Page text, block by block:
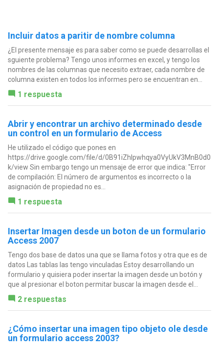
Incluir datos a paritir de nombre columna
¿El presente mensaje es para saber como se puede desarrollas el
sguiente problema? Tengo unos informes en excel, y tengo los
nombres de las columnas que necesito extraer, cada nombre de
columna existen en todos los informes pero se encuentran en...
1 respuesta
Abrir y encontrar un archivo determinado desde
un control en un formulario de Access
He utilizado el código que pones en
https://drive.google.com/file/d/0B91iZhlpwhqya0VyUkV3MnB0d0
k/view Sin embargo tengo un mensaje de error que indica: "Error
de compilación: El número de argumentos es incorrecto o la
asignación de propiedad no es...
1 respuesta
Insertar Imagen desde un boton de un formulario
Access 2007
Tengo dos base de datos una que se llama fotos y otra que es de
datos Las tablas las tengo vinculadas Estoy desarrollando un
formulario y quisiera poder insertar la imagen desde un botón y
que al presionar el boton permitar buscar la imagen desde el...
2 respuestas
¿Cómo insertar una imagen tipo objeto ole desde
un formulario access 2003?